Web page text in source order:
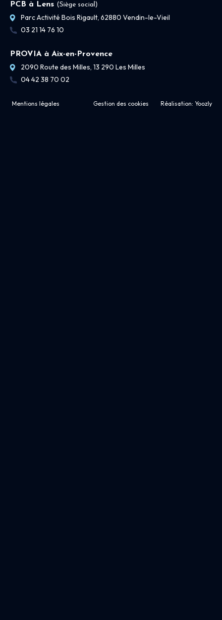
PCB à Lens (Siège social)
Parc Activité Bois Rigault, 62880 Vendin-le-Vieil
03 21 14 76 10
PROVIA à Aix-en-Provence
2090 Route des Milles, 13 290 Les Milles
04 42 38 70 02
Mentions légales Gestion des cookies Réalisation: Yoozly